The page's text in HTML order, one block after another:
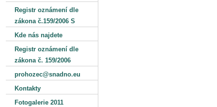
Registr oznámení dle
zákona č.159/2006 S
Kde nás najdete
Registr oznámení dle
zákona č. 159/2006
prohozec@snadno.eu
Kontakty
Fotogalerie 2011